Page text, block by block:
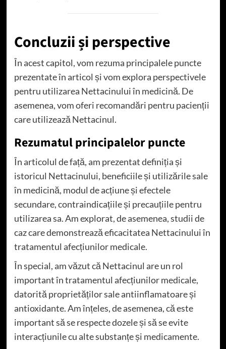
Concluzii și perspective
În acest capitol, vom rezuma principalele puncte
prezentate în articol și vom explora perspectivele
pentru utilizarea Nettacinului în medicină. De
asemenea, vom oferi recomandări pentru pacienții
care utilizează Nettacinul.
Rezumatul principalelor puncte
În articolul de față, am prezentat definiția și
istoricul Nettacinului, beneficiile și utilizările sale
în medicină, modul de acțiune și efectele
secundare, contraindicațiile și precauțiile pentru
utilizarea sa. Am explorat, de asemenea, studii de
caz care demonstrează eficacitatea Nettacinului în
tratamentul afecțiunilor medicale.
În special, am văzut că Nettacinul are un rol
important în tratamentul afecțiunilor medicale,
datorită proprietăților sale antiinflamatoare și
antioxidante. Am înțeles, de asemenea, că este
important să se respecte dozele și să se evite
interacțiunile cu alte substanțe și medicamente.